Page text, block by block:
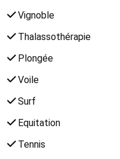
Vignoble
Thalassothérapie
Plongée
Voile
Surf
Equitation
Tennis